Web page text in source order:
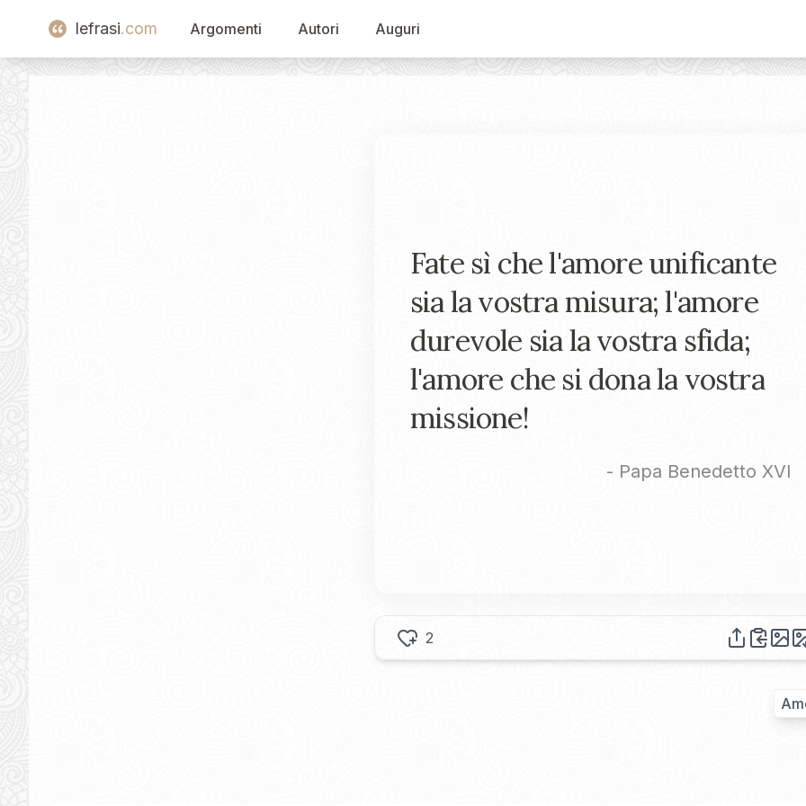
lefrasi.com Argomenti Autori Auguri
Fate sì che l'amore unificante
sia la vostra misura; l'amore
durevole sia la vostra sfida;
l'amore che si dona la vostra
missione!
- Papa Benedetto XVI
2